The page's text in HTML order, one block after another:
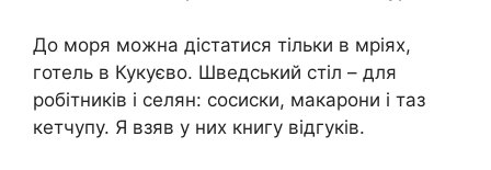
До моря можна дістатися тільки в мріях,
готель в Кукуєво. Шведський стіл – для
робітників і селян: сосиски, макарони і таз
кетчупу. Я взяв у них книгу відгуків.